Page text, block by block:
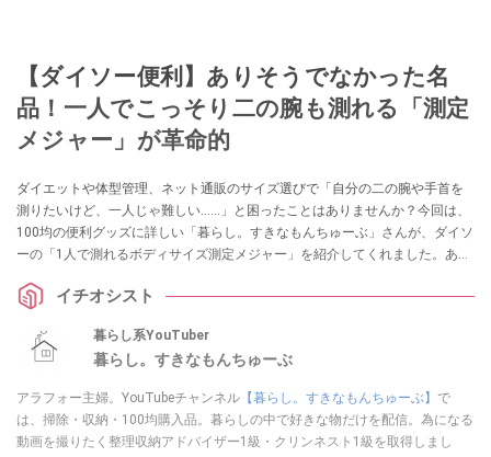
【ダイソー便利】ありそうでなかった名
品！一人でこっそり二の腕も測れる「測定
メジャー」が革命的
ダイエットや体型管理、ネット通販のサイズ選びで「自分の二の腕や手首を
測りたいけど、一人じゃ難しい……」と困ったことはありませんか？今回は、
100均の便利グッズに詳しい「暮らし。すきなもんちゅーぶ」さんが、ダイソ
ーの「1人で測れるボディサイズ測定メジャー」を紹介してくれました。あり
家に一台レベルの重宝アイテムです！
イチオシスト
暮らし系YouTuber
暮らし。すきなもんちゅーぶ
アラフォー主婦。YouTubeチャンネル 【暮らし。すきなもんちゅーぶ】 で
は、掃除・収納・100均購入品。暮らしの中で好きな物だけを配信。為になる
動画を撮りたく整理収納アドバイザー1級・クリンネスト1級を取得しまし